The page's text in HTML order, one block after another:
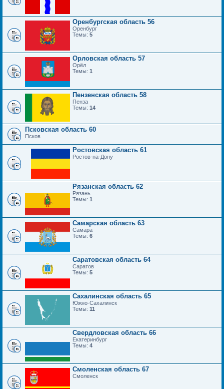
Оренбургская область 56
Оренбург
Темы: 5
Орловская область 57
Орёл
Темы: 1
Пензенская область 58
Пенза
Темы: 14
Псковская область 60
Псков
Ростовская область 61
Ростов-на-Дону
Рязанская область 62
Рязань
Темы: 1
Самарская область 63
Самара
Темы: 6
Саратовская область 64
Саратов
Темы: 5
Сахалинская область 65
Южно-Сахалинск
Темы: 11
Свердловская область 66
Екатеринбург
Темы: 4
Смоленская область 67
Смоленск